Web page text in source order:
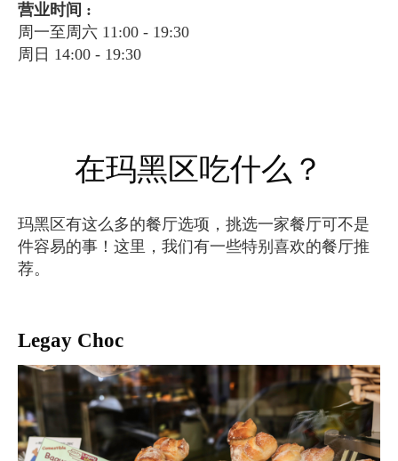
营业时间 :
周一至周六 11:00 - 19:30
周日 14:00 - 19:30
在玛黑区吃什么？
玛黑区有这么多的餐厅选项，挑选一家餐厅可不是
件容易的事！这里，我们有一些特别喜欢的餐厅推
荐。
Legay Choc